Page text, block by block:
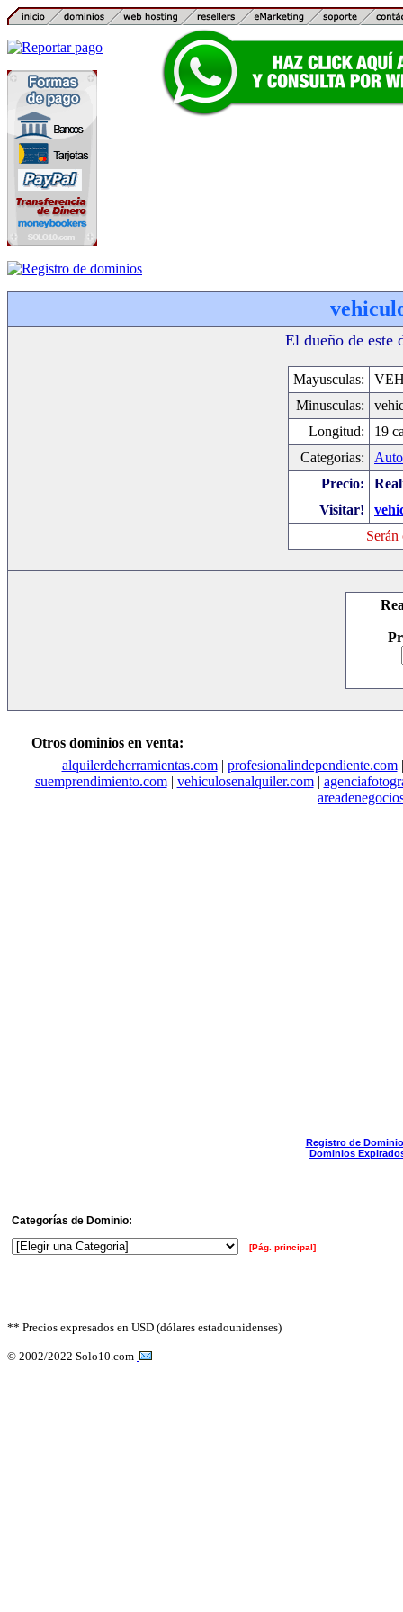
El dueño de este
Mayusculas:
Minusculas:
Longitud:
19
Categorias:
Precio:
Visitar!
Serán
Otros dominios en venta:
alquilerdeherramientas.com| profesionalindependiente.com
suemprendimiento.com| vehiculosenalquiler.com|
Registro de
Dominios
Categorías de Dominio:
[Pág. principal]
** Precios expresados en USD (dólares estadounidenses)
© 2002/2022 Solo10.com